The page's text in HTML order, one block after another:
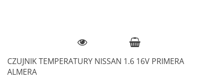
CZUJNIK TEMPERATURY NISSAN 1.6 16V PRIMERA
ALMERA